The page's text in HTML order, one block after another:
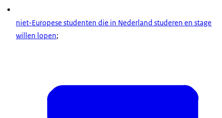
niet-Europese studenten die in Nederland studeren en stage
willen lopen;